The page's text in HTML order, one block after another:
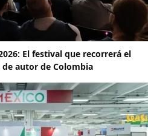
El festival que recorrerá el
autor de Colombia